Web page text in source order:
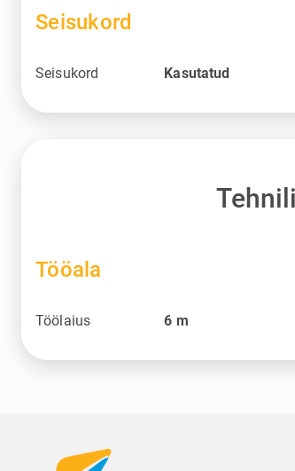
Seisukord
Seisukord Kasutatud
Tööala
Töölaius 6 m